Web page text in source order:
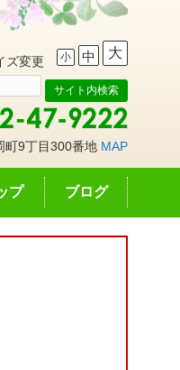
ズ変更 小 中 大
町9丁目300番地 MAP
プ ブログ